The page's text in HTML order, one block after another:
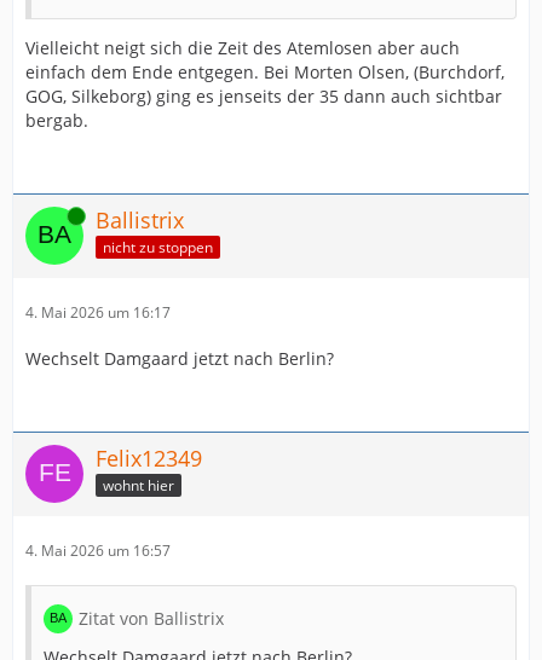
Vielleicht neigt sich die Zeit des Atemlosen aber auch
einfach dem Ende entgegen. Bei Morten Olsen, (Burchdorf,
GOG, Silkeborg) ging es jenseits der 35 dann auch sichtbar
bergab.
Online Ballistrix
nicht zu stoppen
4. Mai 2026 um 16:17
Wechselt Damgaard jetzt nach Berlin?
Felix12349
wohnt hier
4. Mai 2026 um 16:57
Zitat von Ballistrix